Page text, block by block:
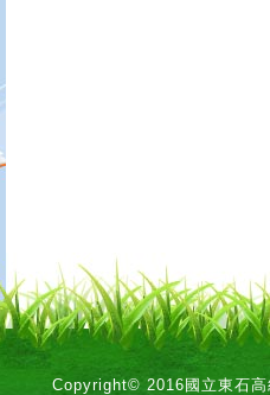
Copyright© 2016國立東石高